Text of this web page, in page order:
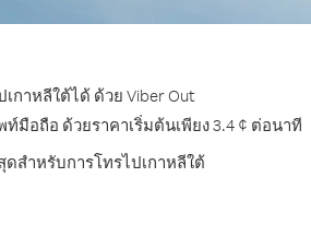
าหลีใต้ได้ ด้วย Viber Out
อถือ ด้วยราคาเริ่มต้นเพียง 3.4 ¢ ต่อนาที
สำหรับการโทรไปเกาหลีใต้